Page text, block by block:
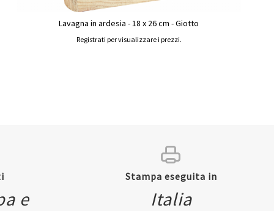
Lavagna in ardesia - 18 x 26 cm - Giotto
Registrati per visualizzare i prezzi.
e
Stampa eseguita in
Italia